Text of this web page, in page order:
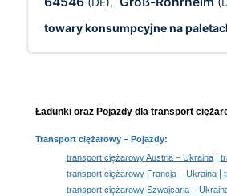
towary konsumpcyjne na
Ładunki oraz Pojazdy dla transport
Transport ciężarowy– Pojazdy:
transport ciężarowy Austria – Ukraina|
transport ciężarowy Francja – Ukraina|
transport ciężarowy Szwajcaria –